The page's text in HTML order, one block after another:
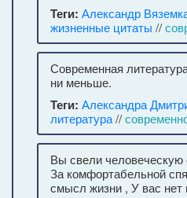
Теги: Александр
жизненные цитаты //
Современная
ни меньше.
Теги: Александра
литература//
Вы свели человеческую
За комфортабельной
смысл жизни , У вас нет